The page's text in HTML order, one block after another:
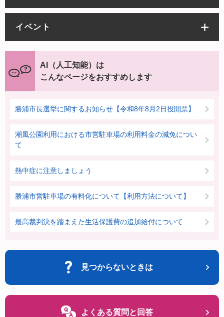
イベント
AI（人工知能）は
こんなページをおすすめします
勝浦市長選挙に関するお知らせ【令和8年8月2日投開票】
潮風公園利用における市営駐車場の利用料金の減免につい
て
熱中症に注意しましょう
勝浦市営駐車場の有料化について【利用方法について】
最高裁判決を踏まえた生活保護費の追加給付について
見つからないときは
よくある質問と回答